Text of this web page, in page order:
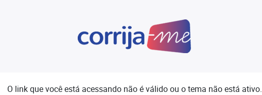
O link que você está acessando não é válido ou o tema não está ativo.